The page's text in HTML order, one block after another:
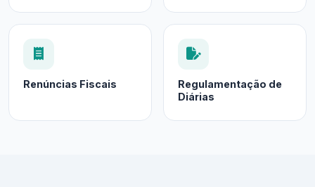
Renúncias Fiscais
Regulamentação de
Diárias